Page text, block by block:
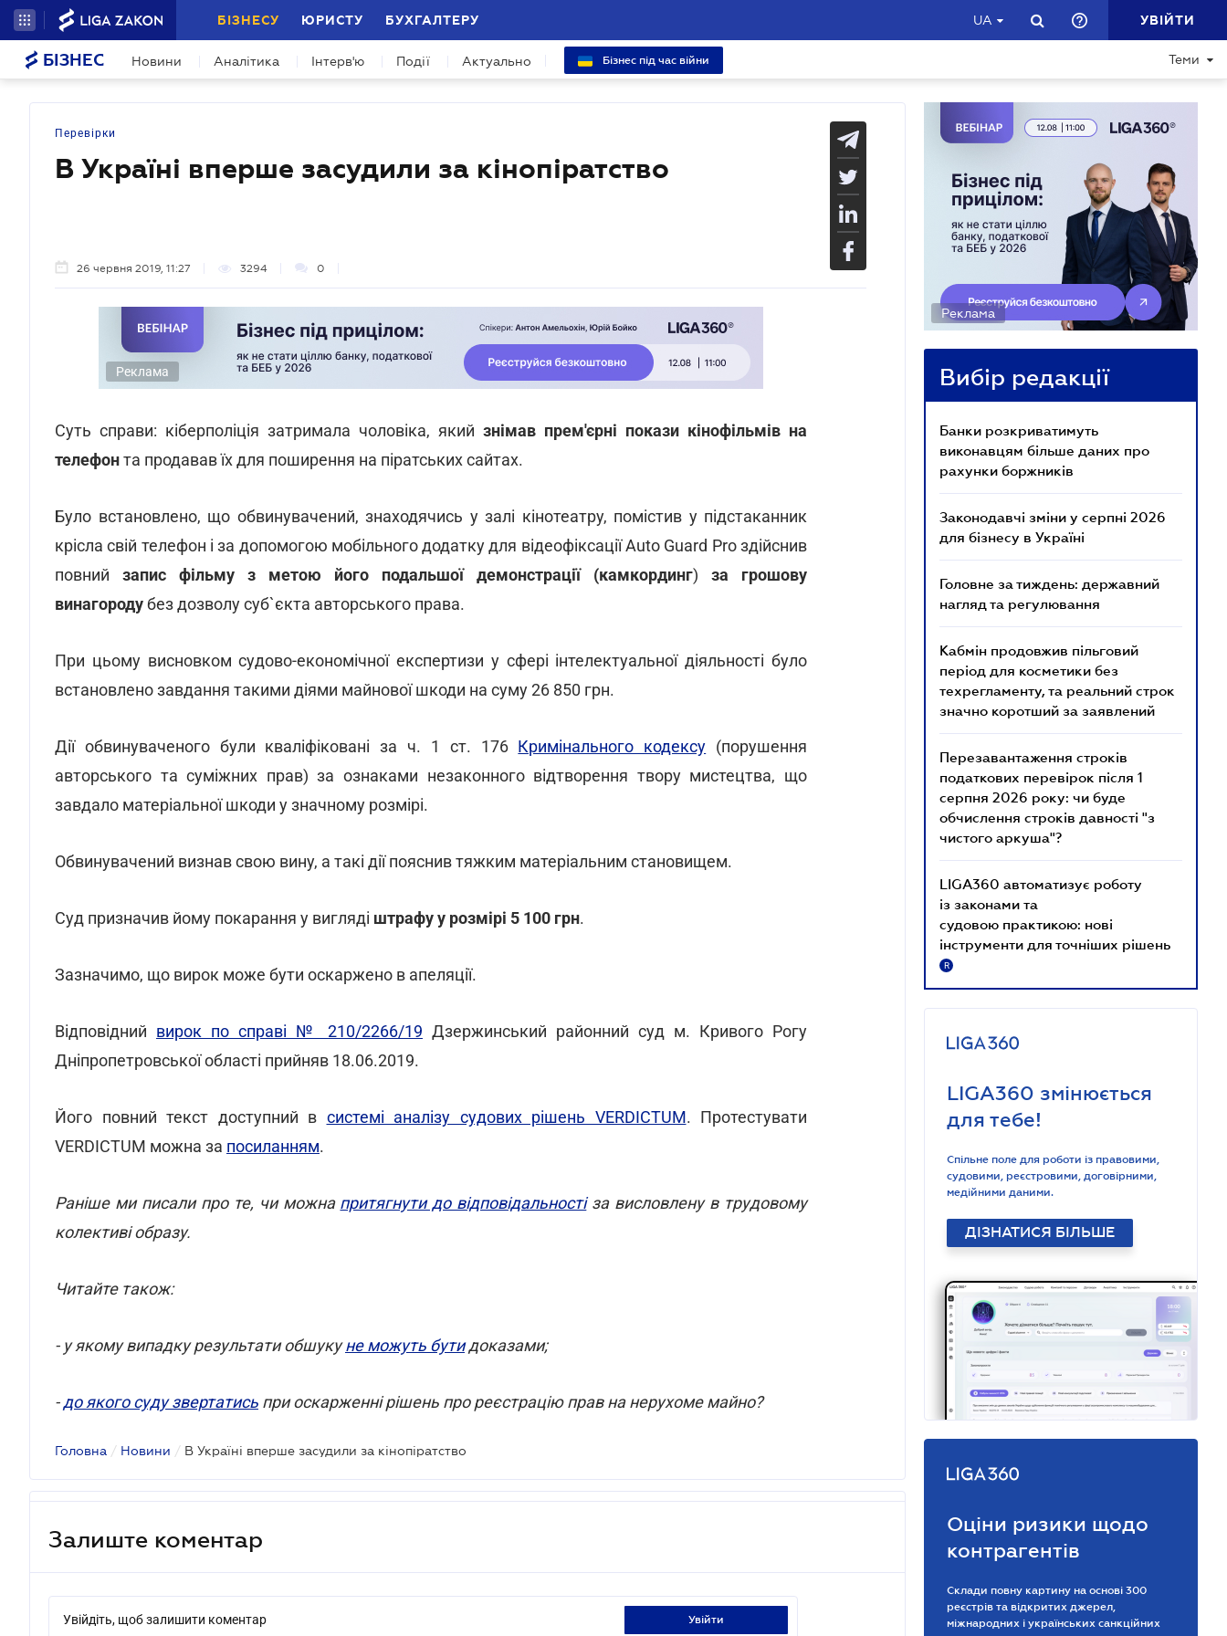
БІЗНЕСУ ЮРИСТУ БУХГАЛТЕРУ UA УВІЙТИ
БІЗНЕС Новини Аналітика Інтерв'ю Події Актуально Бізнес під час війни Теми
Перевірки
В Україні вперше засудили за кінопіратство
26 червня 2019, 11:27 3294 0
Реклама
Суть справи: кіберполіція затримала чоловіка, який знімав прем'єрні покази кінофільмів на
телефонта продавав їх для поширення на піратських сайтах.
Було встановлено, що обвинувачений, знаходячись у залі кінотеатру, помістив у підстаканник
крісла свій телефон і за допомогою мобільного додатку для відеофіксації Auto Guard Pro здійснив
повний запис фільму з метою його подальшої демонстрації (камкординг) за грошову
винагородубез дозволу суб`єкта авторського права.
При цьому висновком судово-економічної експертизи у сфері інтелектуальної діяльності було
встановлено завдання такими діями майнової шкоди на суму 26 850 грн.
Дії обвинуваченого були кваліфіковані за ч. 1 ст. 176 Кримінального кодексу (порушення
авторського та суміжних прав) за ознаками незаконного відтворення твору мистецтва, що
завдало матеріальної шкоди у значному розмірі.
Обвинувачений визнав свою вину, а такі дії пояснив тяжким матеріальним становищем.
Суд призначив йому покарання у вигляді штрафу у розмірі 5 100 грн.
Зазначимо, що вирок може бути оскаржено в апеляції.
Відповідний вирок по справі № 210/2266/19 Дзержинський районний суд м. Кривого Рогу
Дніпропетровської області прийняв 18.06.2019.
Його повний текст доступний в системі аналізу судових рішень VERDICTUM. Протестувати
VERDICTUM можна за посиланням.
Раніше ми писали про те, чи можна притягнути до відповідальностіза висловлену в трудовому
колективі образу.
Читайте також:
- у якому випадку результати обшукуне можуть бутидоказами;
-до якого суду звертатись при оскарженні рішень про реєстрацію прав на нерухоме майно?
Головна / Новини / В Україні вперше засудили за кінопіратство
Залиште коментар
Увійдіть, щоб залишити коментар увійти
Реклама
Вибір редакції
Банки розкриватимуть
виконавцям більше даних про
рахунки боржників
Законодавчі зміни у серпні 2026
для бізнесу в Україні
Головне за тиждень: державний
нагляд та регулювання
Кабмін продовжив пільговий
період для косметики без
техрегламенту, та реальний строк
значно коротший за заявлений
Перезавантаження строків
податкових перевірок після 1
серпня 2026 року: чи буде
обчислення строків давності "з
чистого аркуша"?
LIGA360 автоматизує роботу
із законами та
судовою практикою: нові
інструменти для точніших рішень
R
LIGA360 змінюється
для тебе!
Спільне поле для роботи із правовими,
судовими, реєстровими, договірними,
медійними даними.
ДІЗНАТИСЯ БІЛЬШЕ
Оціни ризики щодо
контрагентів
Склади повну картину на основі 300
реєстрів та відкритих джерел,
міжнародних і українських санкційних